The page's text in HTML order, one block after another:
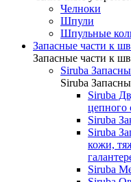
Челноки
Шпули
Шпульные
Запасные части к
Запасные части к
Siruba
Siruba
Siruba
цепного
Siruba
Siruba
кожи,
Siruba